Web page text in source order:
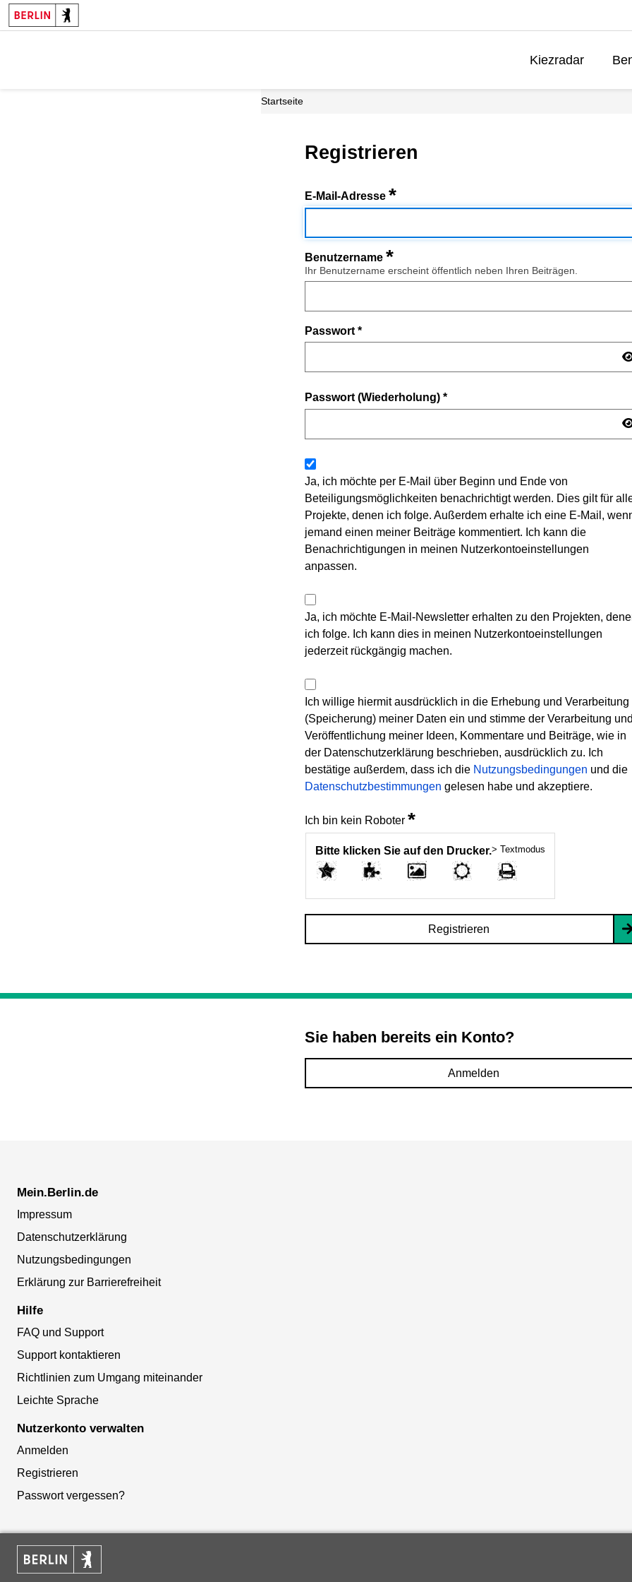
Kiezradar
Startseite
Registrieren
E-Mail-Adresse *
Benutzername *
Ihr Benutzername erscheint öffentlich neben Ihren Beiträgen.
Passwort *
Passwort (Wiederholung) *
Ja, ich möchte per E-Mail über Beginn und Ende von
Beteiligungsmöglichkeiten benachrichtigt werden. Dies gilt für
Projekte, denen ich folge. Außerdem erhalte ich eine E-Mail,
jemand einen meiner Beiträge kommentiert. Ich kann die
Benachrichtigungen in meinen Nutzerkontoeinstellungen
anpassen.
Ja, ich möchte E-Mail-Newsletter erhalten zu den Projekten,
ich folge. Ich kann dies in meinen Nutzerkontoeinstellungen
jederzeit rückgängig machen.
Ich willige hiermit ausdrücklich in die Erhebung und Verarbeitung
(Speicherung) meiner Daten ein und stimme der Verarbeitung und
Veröffentlichung meiner Ideen, Kommentare und Beiträge, wie in
der Datenschutzerklärung beschrieben, ausdrücklich zu. Ich
bestätige außerdem, dass ich die Nutzungsbedingungen und die
Datenschutzbestimmungen gelesen habe und akzeptiere.
Ich bin kein Roboter *
Bitte klicken Sie auf den Drucker.> Textmodus
Registrieren
Sie haben bereits ein Konto?
Anmelden
Mein.Berlin.de
Impressum
Datenschutzerklärung
Nutzungsbedingungen
Erklärung zur Barrierefreiheit
Hilfe
FAQ und Support
Support kontaktieren
Richtlinien zum Umgang miteinander
Leichte Sprache
Nutzerkonto verwalten
Anmelden
Registrieren
Passwort vergessen?